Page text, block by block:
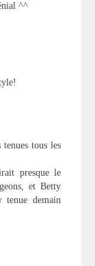
^^
tous les
presque le
et Betty
tenue demain